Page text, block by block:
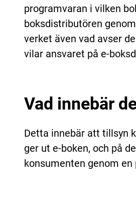
programvaran i vilken
boksdistributören
verket även vad avser
vilar ansvaret på e-
Vad innebär
Detta innebär att tillsyn
ger ut e-boken, och på
konsumenten genom